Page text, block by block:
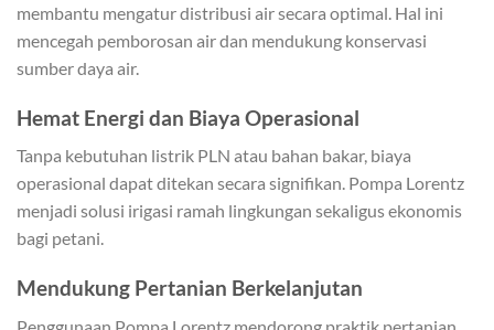
membantu mengatur distribusi air secara optimal. Hal ini
mencegah pemborosan air dan mendukung konservasi
sumber daya air.
Hemat Energi dan Biaya Operasional
Tanpa kebutuhan listrik PLN atau bahan bakar, biaya
operasional dapat ditekan secara signifikan. Pompa Lorentz
menjadi solusi irigasi ramah lingkungan sekaligus ekonomis
bagi petani.
Mendukung Pertanian Berkelanjutan
Penggunaan Pompa Lorentz mendorong praktik pertanian